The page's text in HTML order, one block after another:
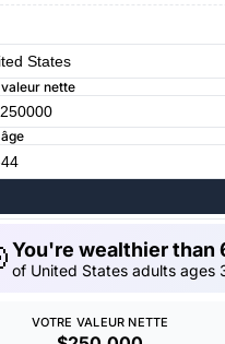
nette
You're wealthier than
of United States adults ages
VOTRE VALEUR NETTE